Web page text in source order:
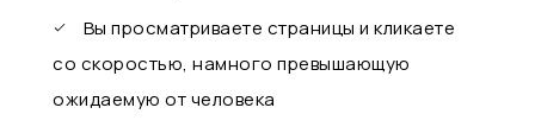
Вы просматриваете страницы и кликаете
со скоростью, намного превышающую
ожидаемую от человека